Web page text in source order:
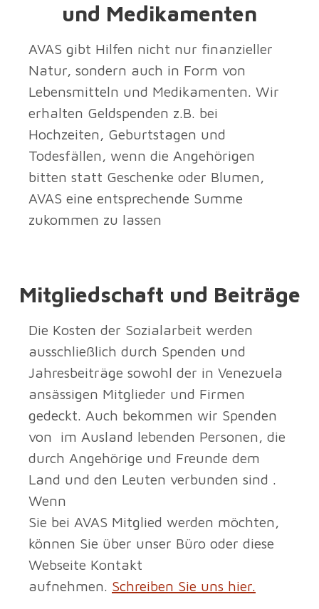
und Medikamenten
AVAS gibt Hilfen nicht nur finanzieller
Natur, sondern auch in Form von
Lebensmitteln und Medikamenten. Wir
erhalten Geldspenden z.B. bei
Hochzeiten, Geburtstagen und
Todesfällen, wenn die Angehörigen
bitten statt Geschenke oder Blumen,
AVAS eine entsprechende Summe
zukommen zu lassen
Mitgliedschaft und Beiträge
Die Kosten der Sozialarbeit werden
ausschließlich durch Spenden und
Jahresbeiträge sowohl der in Venezuela
ansässigen Mitglieder und Firmen
gedeckt. Auch bekommen wir Spenden
von im Ausland lebenden Personen, die
durch Angehörige und Freunde dem
Land und den Leuten verbunden sind .
Wenn
Sie bei AVAS Mitglied werden möchten,
können Sie über unser Büro oder diese
Webseite Kontakt
aufnehmen. Schreiben Sie uns hier.